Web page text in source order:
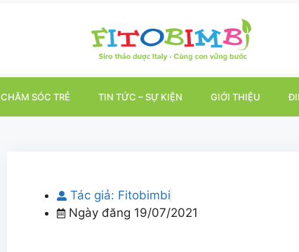
CHĂM SÓC TRẺ TIN TỨC – SỰ KIỆN GIỚI THIỆU
Tác giả: Fitobimbi
Ngày đăng 19/07/2021